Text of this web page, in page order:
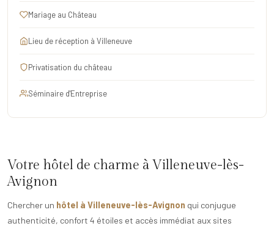
Votre hôtel de charme à Villeneuve-lès-
Avignon
Chercher un hôtel à Villeneuve-lès-Avignon qui conjugue
authenticité, confort 4 étoiles et accès immédiat aux sites
Mariage au Château
Lieu de réception à Villeneuve
Privatisation du château
Séminaire d'Entreprise